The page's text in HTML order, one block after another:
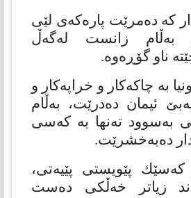
كە دەمرێت پارەكەی لێی
بەڵام زانست لەگەڵ
ناو گۆڕەوە.
بە چاكەكار و خراپەكار و
ئیمان دەدرێت، بەڵام
بەسوود تەنها بە كەسی
دەبەخشرێت.
كەسێك پێویستی پێیەتی،
زیاتر خەڵكی دەست